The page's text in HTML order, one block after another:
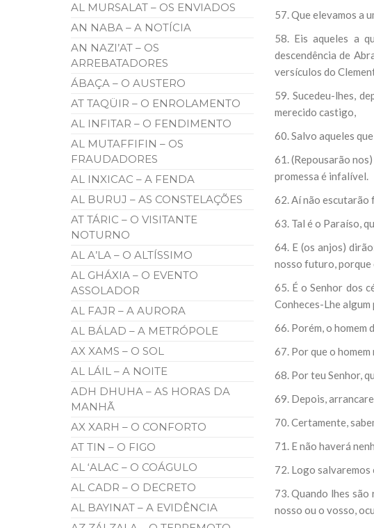
AL MURSALAT – OS ENVIADOS
AN NABA – A NOTÍCIA
AN NAZI’AT – OS
ARREBATADORES
ÁBAÇA – O AUSTERO
AT TAQÜIR – O ENROLAMENTO
AL INFITAR – O FENDIMENTO
AL MUTAFFIFIN – OS
FRAUDADORES
AL INXICAC – A FENDA
AL BURUJ – AS CONSTELAÇÕES
AT TÁRIC – O VISITANTE
NOTURNO
AL A’LA – O ALTÍSSIMO
AL GHÁXIA – O EVENTO
ASSOLADOR
AL FAJR – A AURORA
AL BÁLAD – A METRÓPOLE
AX XAMS – O SOL
AL LÁIL – A NOITE
ADH DHUHA – AS HORAS DA
MANHÃ
AX XARH – O CONFORTO
AT TIN – O FIGO
AL ‘ALAC – O COÁGULO
AL CADR – O DECRETO
AL BAYINAT – A EVIDÊNCIA
57. Que elevamos a
58. Eis aqueles a
descendência de
versículos do
59. Sucedeu-lhes,
merecido castigo,
60. Salvo aqueles
61. (Repousarão
promessa é infalível.
62. Aí não escutarão
63. Tal é o Paraíso,
64. E (os anjos)
nosso futuro, porque
65. É o Senhor dos
Conheces-Lhe algum
66. Porém, o homem
67. Por que o homem
68. Por teu Senhor,
69. Depois,
70. Certamente,
71. E não haverá
72. Logo
73. Quando lhes
nosso ou o vosso,